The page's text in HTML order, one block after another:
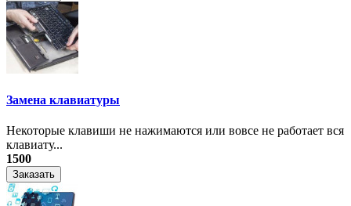
Замена клавиатуры
Некоторые клавиши не нажимаются или вовсе не работает вся
клавиату...
1500
Заказать